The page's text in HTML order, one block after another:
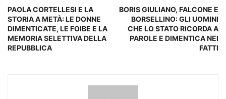
PAOLA CORTELLESI E LA
STORIA A METÀ: LE DONNE
DIMENTICATE, LE FOIBE E LA
MEMORIA SELETTIVA DELLA
REPUBBLICA
BORIS GIULIANO, FALCONE E
BORSELLINO: GLI UOMINI
CHE LO STATO RICORDA A
PAROLE E DIMENTICA NEI
FATTI